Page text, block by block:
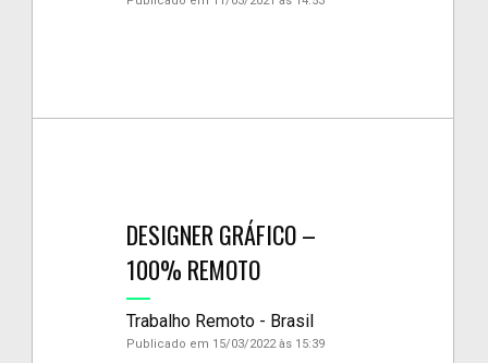
DESIGNER GRÁFICO –
100% REMOTO
Trabalho Remoto - Brasil
Publicado em 15/03/2022 às 15:39